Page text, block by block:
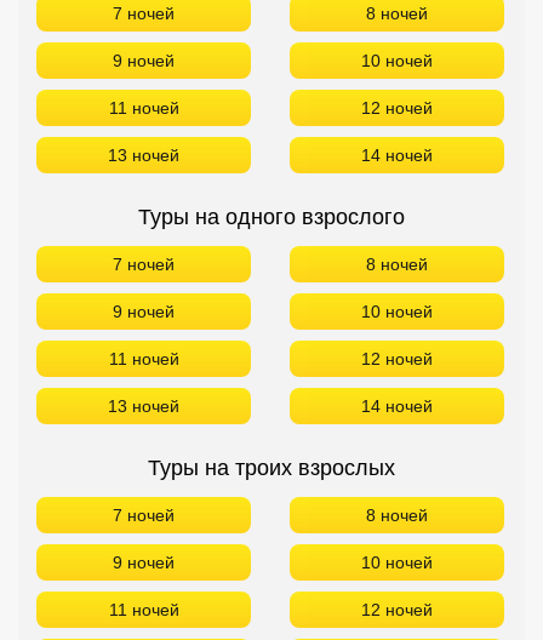
7 ночей 8 ночей
9 ночей 10 ночей
11 ночей 12 ночей
13 ночей 14 ночей
Туры на одного взрослого
7 ночей 8 ночей
9 ночей 10 ночей
11 ночей 12 ночей
13 ночей 14 ночей
Туры на троих взрослых
7 ночей 8 ночей
9 ночей 10 ночей
11 ночей 12 ночей